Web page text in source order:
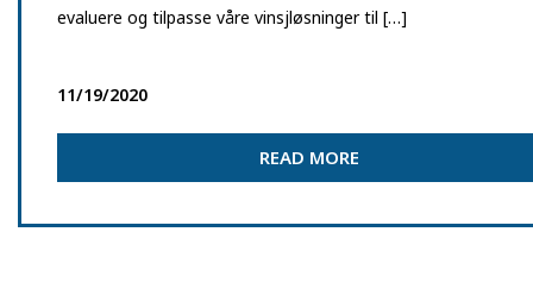
evaluere og tilpasse våre vinsjløsninger til […]
11/19/2020
READ MORE